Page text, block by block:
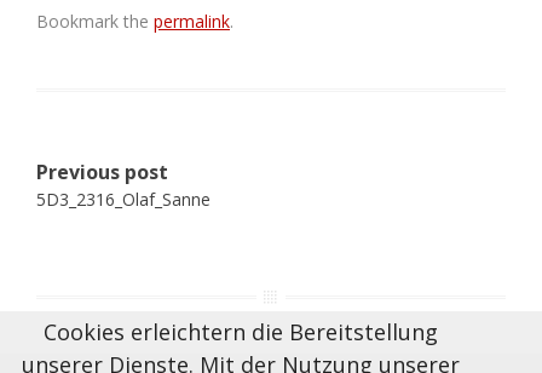
Bookmark the permalink.
Post
navigation
Previous post
5D3_2316_Olaf_Sanne
Cookies erleichtern die Bereitstellung
unserer Dienste. Mit der Nutzung unserer